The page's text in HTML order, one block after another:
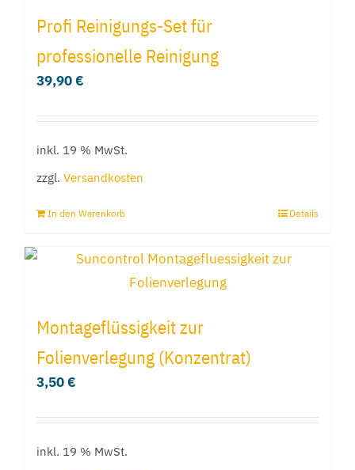
Profi Reinigungs-Set für
professionelle Reinigung
39,90€
inkl. 19 % MwSt.
zzgl. Versandkosten
In den Warenkorb Details
Montageflüssigkeit zur
Folienverlegung (Konzentrat)
3,50€
inkl. 19 % MwSt.